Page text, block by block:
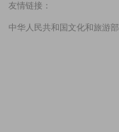
友情链接：
中华人民共和国文化和旅游部